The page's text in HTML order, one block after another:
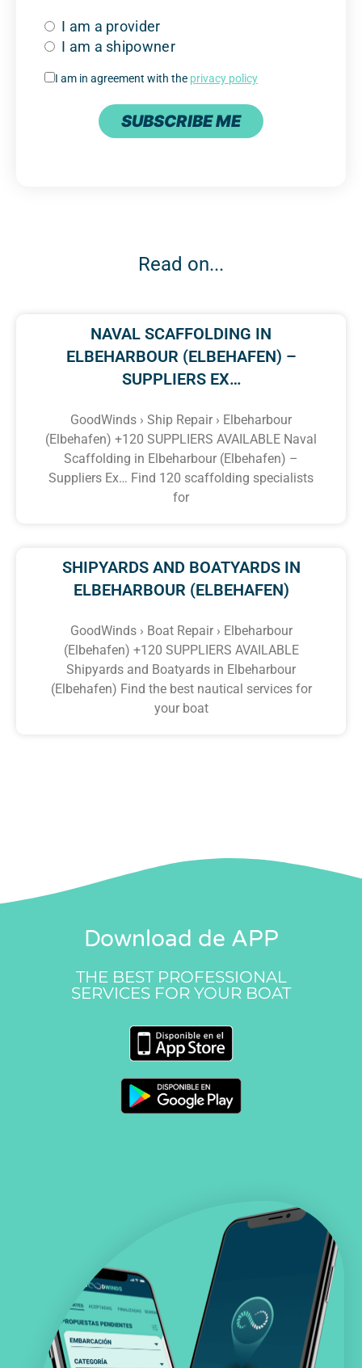
I am a provider
I am a shipowner
I am in agreement with the privacy policy
SUBSCRIBE ME
Read on...
NAVAL SCAFFOLDING IN
ELBEHARBOUR (ELBEHAFEN) –
SUPPLIERS EX…
GoodWinds › Ship Repair › Elbeharbour
(Elbehafen) +120 SUPPLIERS AVAILABLE Naval
Scaffolding in Elbeharbour (Elbehafen) –
Suppliers Ex… Find 120 scaffolding specialists
for
SHIPYARDS AND BOATYARDS IN
ELBEHARBOUR (ELBEHAFEN)
GoodWinds › Boat Repair › Elbeharbour
(Elbehafen) +120 SUPPLIERS AVAILABLE
Shipyards and Boatyards in Elbeharbour
(Elbehafen) Find the best nautical services for
your boat
Download de APP
THE BEST PROFESSIONAL
SERVICES FOR YOUR BOAT